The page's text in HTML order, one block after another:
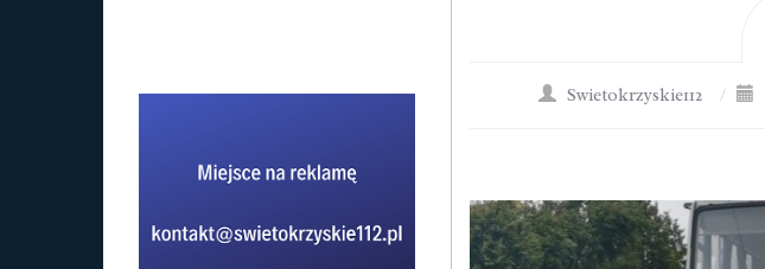
Swietokrzyskie112 /